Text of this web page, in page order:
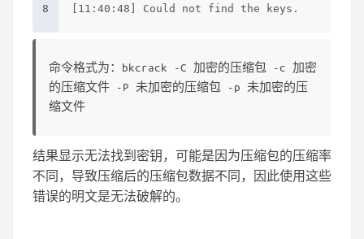
8
[11:40:48] Could not find the keys.
命令格式为：bkcrack -C 加密的压缩包 -c 加密
的压缩文件 -P 未加密的压缩包 -p 未加密的压
缩文件
结果显示无法找到密钥，可能是因为压缩包的压缩率
不同，导致压缩后的压缩包数据不同，因此使用这些
错误的明文是无法破解的。